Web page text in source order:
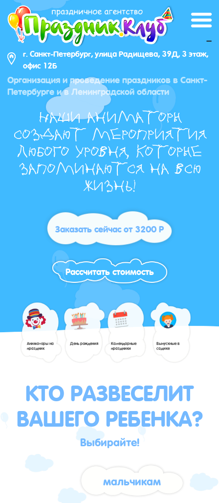
г. Санкт-Петербург, улица Радищева, 39Д, 3 этаж,
офис 12Б
_
Организация и проведение праздников в Санкт-
Петербурге и в Ленинградской области
Наши аниматоры
создают мероприятия
любого уровня, которые
запоминаются на всю
жизнь!
Заказать сейчас от 3200 Р
Рассчитать стоимость
Аниматоры на
праздник
День рождения Календарные
праздники
Выпускные в
садике
КТО РАЗВЕСЕЛИТ
ВАШЕГО РЕБЕНКА?
Выбирайте!
мальчикам